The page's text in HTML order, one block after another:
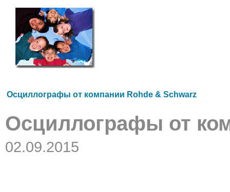
Осциллографы от компании Rohde & Schwarz
Осциллографы от
02.09.2015